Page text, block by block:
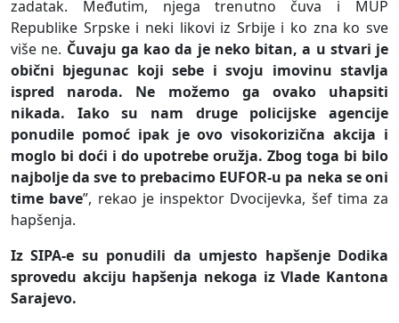
zadatak. Međutim, njega trenutno čuva i MUP
Republike Srpske i neki likovi iz Srbije i ko zna ko sve
više ne. Čuvaju ga kao da je neko bitan, a u stvari je
obični bjegunac koji sebe i svoju imovinu stavlja
ispred naroda. Ne možemo ga ovako uhapsiti
nikada. Iako su nam druge policijske agencije
ponudile pomoć ipak je ovo visokorizična akcija i
moglo bi doći i do upotrebe oružja. Zbog toga bi bilo
najbolje da sve to prebacimo EUFOR-u pa neka se oni
time bave”, rekao je inspektor Dvocijevka, šef tima za
hapšenja.
Iz SIPA-e su ponudili da umjesto hapšenje Dodika
sprovedu akciju hapšenja nekoga iz Vlade Kantona
Sarajevo.